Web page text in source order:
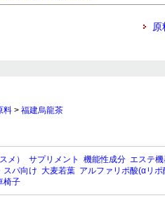
料 > 福建烏龍茶
メ） サプリメント 機能性成分 エステ
スパ向け 大麦若葉 アルファリポ酸(αリポ
椅子